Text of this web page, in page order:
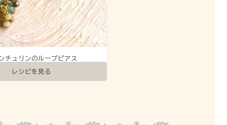
チュリンのループピアス
レシピを見る